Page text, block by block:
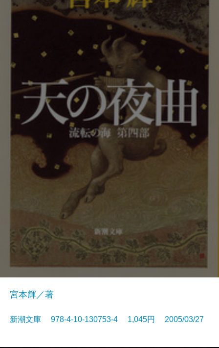
宮本輝／著
新潮文庫 978-4-10-130753-4 1,045円 2005/03/27